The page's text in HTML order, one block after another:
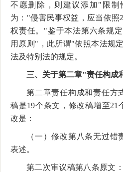
不愿删除，则建议添加"限制
为："侵害民事权益，应当依照
权责任。"鉴于本法第六条规
用原则"，此所谓"依照本法规
法及特别法的规定。
三、关于第二章"责任构成
第二章责任构成和责任方
稿是19个条文，修改稿增至21
改是：
（一）修改第八条无过错
表述。
第二次审议稿第八条原文